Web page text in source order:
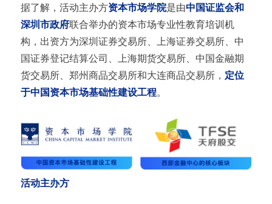
据了解，活动主办方资本市场学院是由中国证监会和
深圳市政府联合举办的资本市场专业性教育培训机
构，出资方为深圳证券交易所、上海证券交易所、中
国证券登记结算公司、上海期货交易所、中国金融期
货交易所、郑州商品交易所和大连商品交易所， 定位
于中国资本市场基础性建设工程。
活动主办方